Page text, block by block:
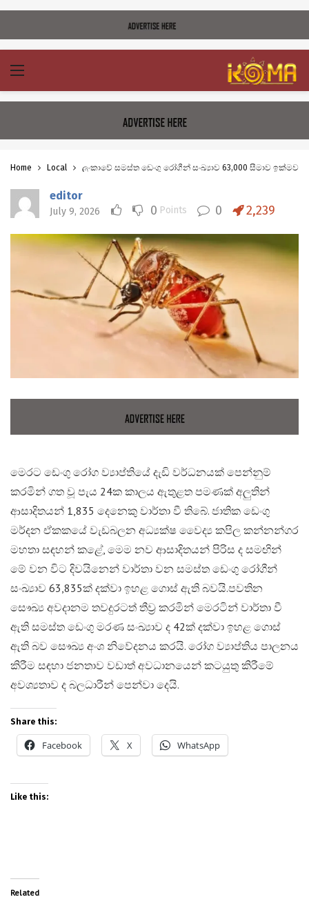
Home Local ලංකාවේ සමස්ත ඩෙංගු රෝගීන් සංඛ්‍යාව 63,000 සීමාව ඉක්මවයි
editor
July 9, 2026 0 Points 0 2,239
මෙරට ඩෙංගු රෝග ව්‍යාප්තියේ දැඩි වර්ධනයක් පෙන්නුම්
කරමින් ගත වූ පැය 24ක කාලය ඇතුළත පමණක් අලුතින්
ආසාදිතයන් 1,835 දෙනෙකු වාර්තා වී තිබේ. ජාතික ඩෙංගු
මර්දන ඒකකයේ වැඩබලන අධ්‍යක්ෂ වෛද්‍ය කපිල කන්නන්ගර
මහතා සඳහන් කළේ, මෙම නව ආසාදිතයන් පිරිස ද සමඟින්
මේ වන විට දිවයිනෙන් වාර්තා වන සමස්ත ඩෙංගු රෝගීන්
සංඛ්‍යාව 63,835ක් දක්වා ඉහළ ගොස් ඇති බවයි.​පවතින
සෞඛ්‍ය අවදානම තවදුරටත් තීව්‍ර කරමින් මෙරටින් වාර්තා වී
ඇති සමස්ත ඩෙංගු මරණ සංඛ්‍යාව ද 42ක් දක්වා ඉහළ ගොස්
ඇති බව සෞඛ්‍ය අංශ නිවේදනය කරයි. රෝග ව්‍යාප්තිය පාලනය
කිරීම සඳහා ජනතාව වඩාත් අවධානයෙන් කටයුතු කිරීමේ
අවශ්‍යතාව ද බලධාරීන් පෙන්වා දෙයි.
Share this:
Facebook X WhatsApp
Like this:
Related